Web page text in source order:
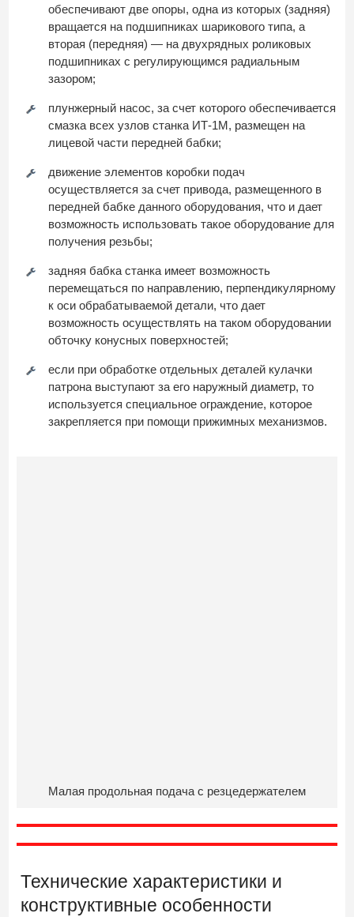
обеспечивают две опоры, одна из которых (задняя)
вращается на подшипниках шарикового типа, а
вторая (передняя) — на двухрядных роликовых
подшипниках с регулирующимся радиальным
зазором;
плунжерный насос, за счет которого обеспечивается
смазка всех узлов станка ИТ-1М, размещен на
лицевой части передней бабки;
движение элементов коробки подач
осуществляется за счет привода, размещенного в
передней бабке данного оборудования, что и дает
возможность использовать такое оборудование для
получения резьбы;
задняя бабка станка имеет возможность
перемещаться по направлению, перпендикулярному
к оси обрабатываемой детали, что дает
возможность осуществлять на таком оборудовании
обточку конусных поверхностей;
если при обработке отдельных деталей кулачки
патрона выступают за его наружный диаметр, то
используется специальное ограждение, которое
закрепляется при помощи прижимных механизмов.
Малая продольная подача с резцедержателем
Технические характеристики и
конструктивные особенности